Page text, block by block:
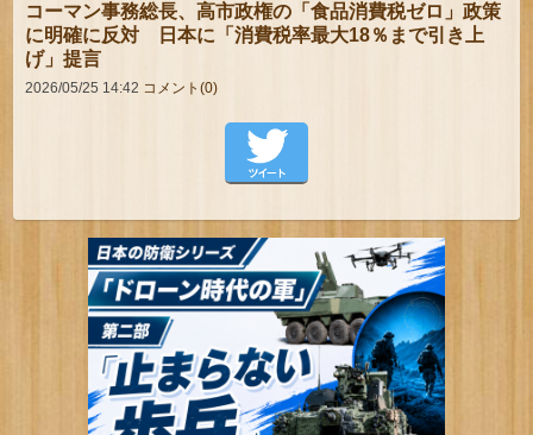
コーマン事務総長、高市政権の「食品消費税ゼロ」政策
に明確に反対 日本に「消費税率最大18％まで引き上
げ」提言
2026/05/25 14:42 コメント(0)